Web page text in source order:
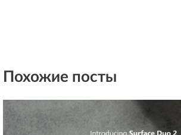
Похожие посты